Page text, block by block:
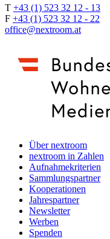
T +43 (1) 523 32 12 - 13
F +43 (1) 523 32 12 - 22
office@nextroom.at
Über nextroom
nextroom in Zahlen
Aufnahmekriterien
Sammlungspartner
Kooperationen
Jahrespartner
Newsletter
Werben
Spenden